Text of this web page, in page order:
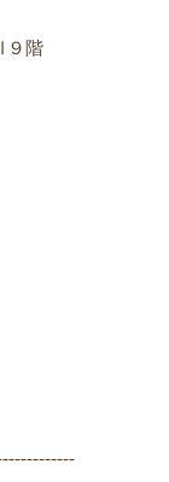
９階